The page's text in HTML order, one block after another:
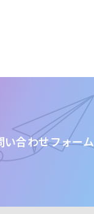
い合わせフォーム